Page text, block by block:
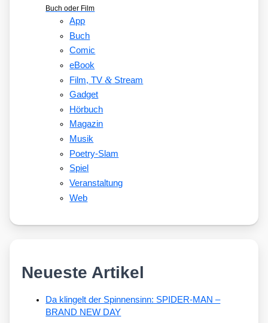
Buch oder Film
App
Buch
Comic
eBook
Film, TV&Stream
Gadget
Hörbuch
Magazin
Musik
Poetry-Slam
Spiel
Veranstaltung
Web
Neueste Artikel
Da klingelt der Spinnensinn: SPIDER-MAN –
BRAND NEW DAY